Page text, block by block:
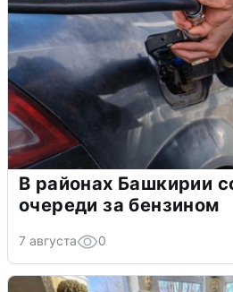
В районах Башкирии
очереди за бензином
7 августа 0